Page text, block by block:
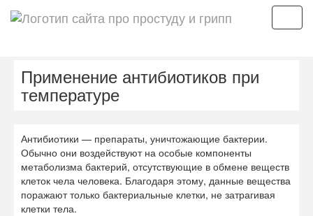
Применение антибиотиков при
температуре
Антибиотики — препараты, уничтожающие бактерии.
Обычно они воздействуют на особые компоненты
метаболизма бактерий, отсутствующие в обмене веществ
клеток чела человека. Благодаря этому, данные вещества
поражают только бактериальные клетки, не затрагивая
клетки тела.